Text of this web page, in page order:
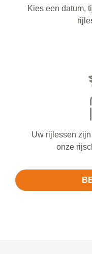
Kies een datum,
Uw rijlessen
onze